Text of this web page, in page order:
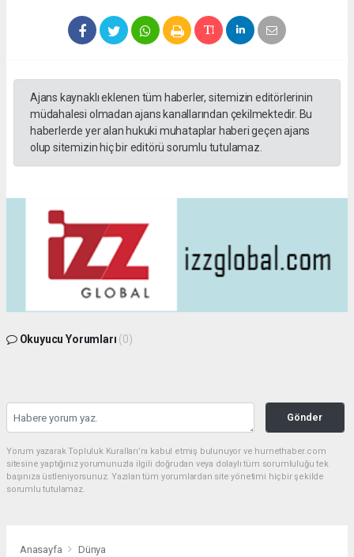
Ajans kaynaklı eklenen tüm haberler, sitemizin editörlerinin
müdahalesi olmadan ajans kanallarından çekilmektedir. Bu
haberlerde yer alan hukuki muhataplar haberi geçen ajans
olup sitemizin hiç bir editörü sorumlu tutulamaz.
Okuyucu Yorumları (0)
Gönder
Yorum yazarak Topluluk Kuralları’nı kabul etmiş bulunuyor ve hurnethaber.com
sitesine yaptığınız yorumunuzla ilgili doğrudan veya dolaylı tüm sorumluluğu tek
başınıza üstleniyorsunuz. Yazılan tüm yorumlardan site yönetimi hiçbir şekilde
sorumlu tutulamaz.
Anasayfa Dünya